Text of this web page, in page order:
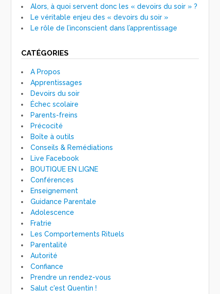
Alors, à quoi servent donc les « devoirs du soir » ?
Le véritable enjeu des « devoirs du soir »
Le rôle de l’inconscient dans l’apprentissage
CATÉGORIES
A Propos
Apprentissages
Devoirs du soir
Échec scolaire
Parents-freins
Précocité
Boîte à outils
Conseils & Remédiations
Live Facebook
BOUTIQUE EN LIGNE
Conférences
Enseignement
Guidance Parentale
Adolescence
Fratrie
Les Comportements Rituels
Parentalité
Autorité
Confiance
Prendre un rendez-vous
Salut c'est Quentin !